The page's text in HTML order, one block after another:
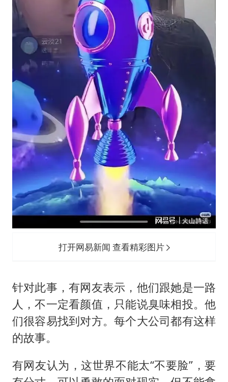
打开网易新闻 查看精彩图片
针对此事，有网友表示，他们跟她是一路
人，不一定看颜值，只能说臭味相投。他
们很容易找到对方。每个大公司都有这样
的故事。
有网友认为，这世界不能太“不要脸”，要